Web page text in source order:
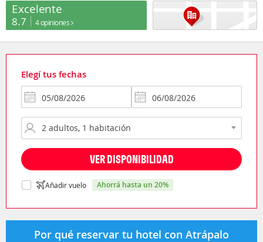
Excelente
8.7 4 opiniones
Elegí tus fechas
VER DISPONIBILIDAD
Añadir vuelo ahorrá hasta un 20%
Por qué reservar tu hotel con Atrápalo